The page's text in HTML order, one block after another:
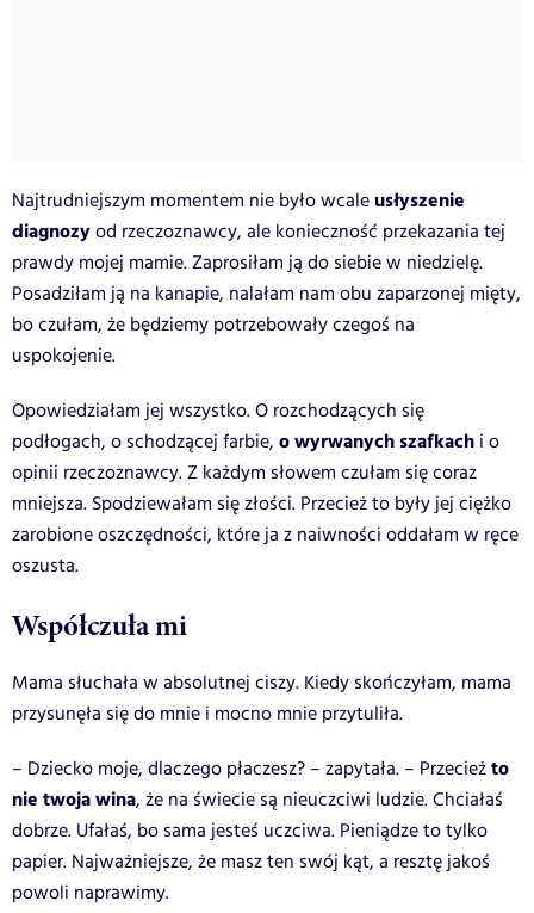
Najtrudniejszym momentem nie było wcaleusłyszenie
diagnozyod rzeczoznawcy, ale konieczność przekazania tej
prawdy mojej mamie. Zaprosiłam ją do siebie w niedzielę.
Posadziłam ją na kanapie, nalałam nam obu zaparzonej mięty,
bo czułam, że będziemy potrzebowały czegoś na
uspokojenie.
Opowiedziałam jej wszystko. O rozchodzących się
podłogach, o schodzącej farbie, o wyrwanych szafkach i o
opinii rzeczoznawcy. Z każdym słowem czułam się coraz
mniejsza. Spodziewałam się złości. Przecież to były jej ciężko
zarobione oszczędności, które ja z naiwności oddałam w ręce
oszusta.
Współczuła mi
Mama słuchała w absolutnej ciszy. Kiedy skończyłam, mama
przysunęła się do mnie i mocno mnie przytuliła.
– Dziecko moje, dlaczego płaczesz? – zapytała. – Przecieżto
nie twoja wina, że na świecie są nieuczciwi ludzie. Chciałaś
dobrze. Ufałaś, bo sama jesteś uczciwa. Pieniądze to tylko
papier. Najważniejsze, że masz ten swój kąt, a resztę jakoś
powoli naprawimy.